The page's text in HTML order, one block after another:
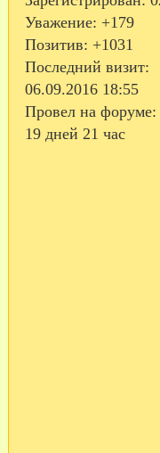
Уважение: +179
Позитив: +1031
Последний визит:
06.09.2016 18:55
Провел на форуме:
19 дней 21 час